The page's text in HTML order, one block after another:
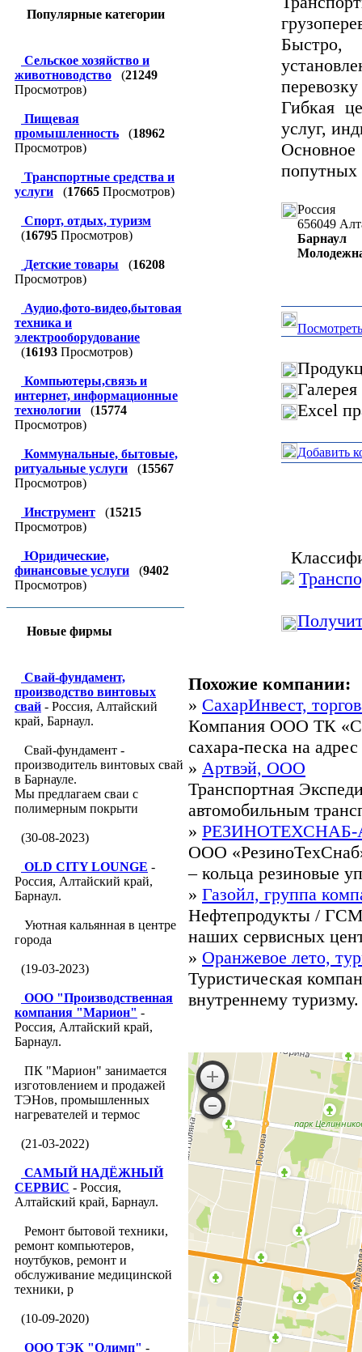
Популярные категории
Сельское хозяйство и
животноводство
(21249
Просмотров)
Пищевая
промышленность
(18962
Просмотров)
Транспортные средства и
услуги
(17665 Просмотров)
Спорт, отдых, туризм
(16795 Просмотров)
Детские товары (16208
Просмотров)
Аудио,фото-видео,бытовая
техника и
электрооборудование
(16193 Просмотров)
Компьютеры,связь и
интернет, информационные
технологии
(15774
Просмотров)
Коммунальные, бытовые,
ритуальные услуги
(15567
Просмотров)
Инструмент (15215
Просмотров)
Юридические,
финансовые услуги
(9402
Просмотров)
Новые фирмы
Свай-фундамент,
производство винтовых
свай - Россия, Алтайский
край, Барнаул.
Свай-фундамент -
производитель винтовых свай
в Барнауле.
Мы предлагаем сваи с
полимерным покрыти
(30-08-2023)
OLD CITY LOUNGE -
Россия, Алтайский край,
Барнаул.
Уютная кальянная в центре
города
(19-03-2023)
ООО "Производственная
компания "Марион" -
Россия, Алтайский край,
Барнаул.
ПК "Марион" занимается
изготовлением и продажей
ТЭНов, промышленных
нагревателей и термос
(21-03-2022)
САМЫЙ НАДЁЖНЫЙ
СЕРВИС - Россия,
Алтайский край, Барнаул.
Ремонт бытовой техники,
ремонт компьютеров,
ноутбуков, ремонт и
обслуживание медицинской
техники, р
(10-09-2020)
ООО ТЭК "Олимп" -
Гибкая
услуг,
попутных
Россия
656049
Барнаул
Excel
Добавить
Похожие компании:
» СахарИнвест,
Компания ООО ТК
сахара-песка на
» Артвэй, ООО
Транспортная
автомобильным
» РЕЗИНОТЕХСНАБ-
ООО
– кольца резиновые
» Газойл, группа
Нефтепродукты / ГСМ
наших сервисных
» Оранжевое лето,
Туристическая
внутреннему